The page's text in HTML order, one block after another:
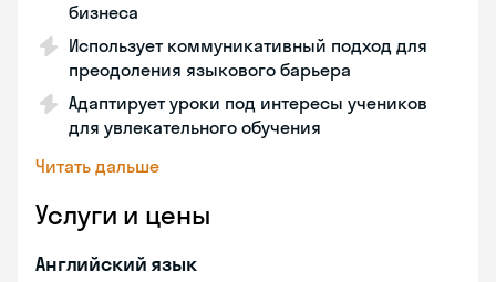
бизнеса
Использует коммуникативный подход для
преодоления языкового барьера
Адаптирует уроки под интересы учеников
для увлекательного обучения
Читать дальше
Услуги и цены
Английский язык